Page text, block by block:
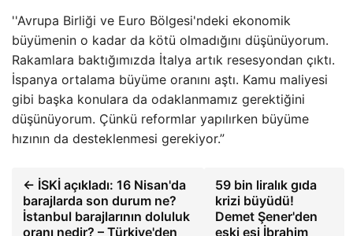
''Avrupa Birliği ve Euro Bölgesi'ndeki ekonomik
büyümenin o kadar da kötü olmadığını düşünüyorum.
Rakamlara baktığımızda İtalya artık resesyondan çıktı.
İspanya ortalama büyüme oranını aştı. Kamu maliyesi
gibi başka konulara da odaklanmamız gerektiğini
düşünüyorum. Çünkü reformlar yapılırken büyüme
hızının da desteklenmesi gerekiyor.”
← İSKİ açıkladı: 16 Nisan'da
barajlarda son durum ne?
İstanbul barajlarının doluluk
oranı nedir? – Türkiye'den
59 bin liralık gıda
krizi büyüdü!
Demet Şener'den
eski eşi İbrahim